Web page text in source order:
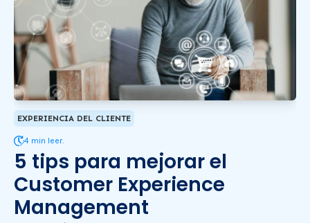
EXPERIENCIA DEL CLIENTE
4 min leer.
5 tips para mejorar el
Customer Experience
Management